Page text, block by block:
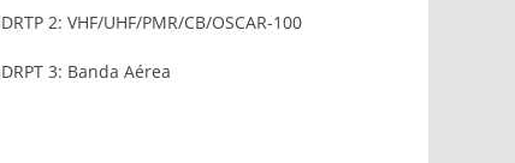
2: VHF/UHF/PMR/CB/OSCAR-100
3: Banda Aérea